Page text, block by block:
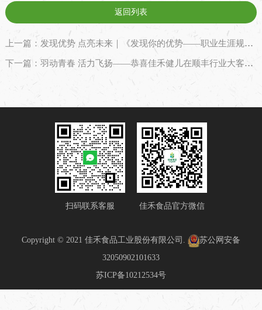
返回列表
上一篇：发现优势 点亮未来｜《发现你的优势——职业生涯规划》专项培训圆满收官
下一篇：羽动青春 活力飞扬——恭喜佳禾健儿在顺丰行业大客户羽毛球友谊赛中夺冠
扫码联系客服 佳禾食品官方微信
Copyright © 2021 佳禾食品工业股份有限公司.
苏公网安备
32050902101633
苏ICP备10212534号